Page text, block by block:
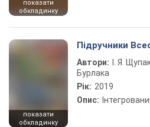
показати
обкладинку
показати
обкладинку
Підручники
Автори:
І. Я.
Бурлака
Рік: 2019
Опис: